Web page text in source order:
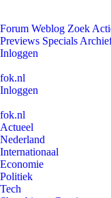
Forum Weblog Zoek
Previews Specials
Inloggen
fok.nl
Inloggen
fok.nl
Actueel
Nederland
Internationaal
Economie
Politiek
Tech